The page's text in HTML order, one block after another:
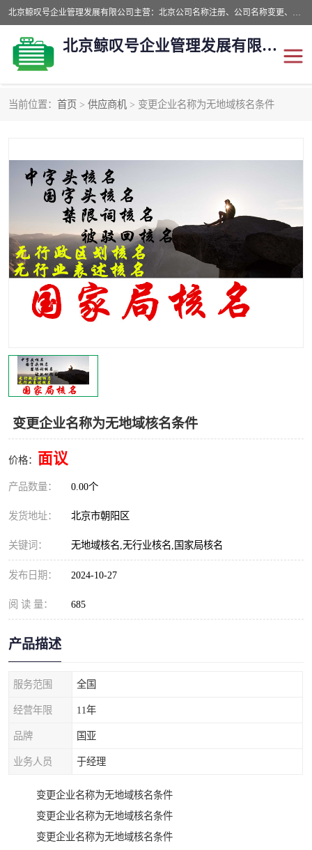
北京鲸叹号企业管理发展有限公司主营：北京公司名称注册、公司名称变更、公司名称去掉省市地域、国字头公司注册、中字头公司注册、总局核名注册等业务，全国统一热线电话：*。北京鲸叹号企业管理发展有限公司在职员工51人，我们有zui好的产品和技术团队，我们为客户提供较好的产品，良好的技术支持，健全的售后服务。
北京鲸叹号企业管理发展有限公司
当前位置： 首页 > 供应商机 > 变更企业名称为无地域核名条件
变更企业名称为无地域核名条件
价格： 面议
产品数量： 0.00个
发货地址： 北京市朝阳区
关键词： 无地域核名,无行业核名,国家局核名
发布日期： 2024-10-27
阅 读 量： 685
产品描述
服务范围 全国
经营年限 11年
品牌 国亚
业务人员 于经理
变更企业名称为无地域核名条件
变更企业名称为无地域核名条件
变更企业名称为无地域核名条件
核名注册